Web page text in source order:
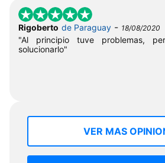
Rigoberto de Paraguay - 18/08/2020
"Al principio tuve problemas,
solucionarlo"
VER MAS